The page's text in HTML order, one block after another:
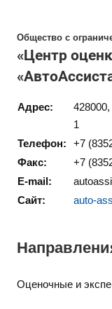
Общество с
«Центр
Адрес:
1
Телефон:
+7
Факс:
+7
E-mail:
Сайт:
auto-
Оценочные и